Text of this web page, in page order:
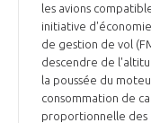
les avions
initiative
de gestion de vol
descendre de
la poussée du
consommation de
proportionnelle des